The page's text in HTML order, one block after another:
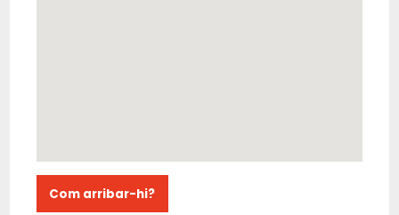
Com arribar-hi?